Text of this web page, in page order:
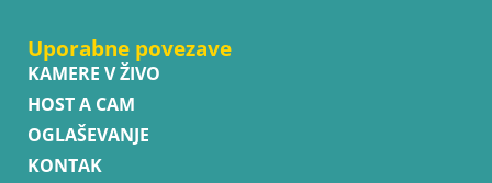
Uporabne povezave
KAMERE V ŽIVO
HOST A CAM
OGLAŠEVANJE
KONTAK